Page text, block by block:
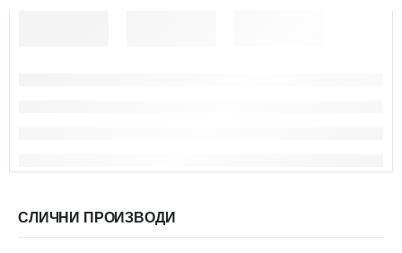
СЛИЧНИ ПРОИЗВОДИ